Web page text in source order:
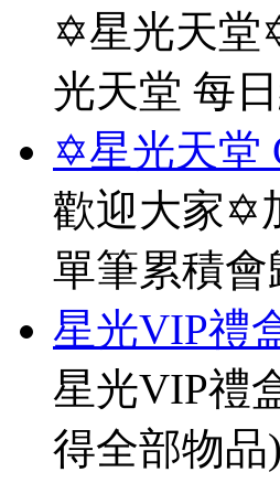
✡星光天堂
光天堂 每
✡星光天堂
歡迎大家✡
單筆累積
星光VIP禮
星光VIP禮
得全部物品